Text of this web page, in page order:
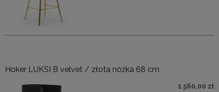
Hoker LUKSI B velvet / złota nóżka 68 cm
1 560,00 zł